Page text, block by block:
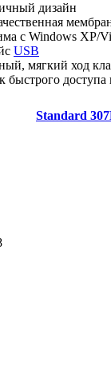
дизайн
с Windows XP/
USB
мягкий ход
быстрого
Standard